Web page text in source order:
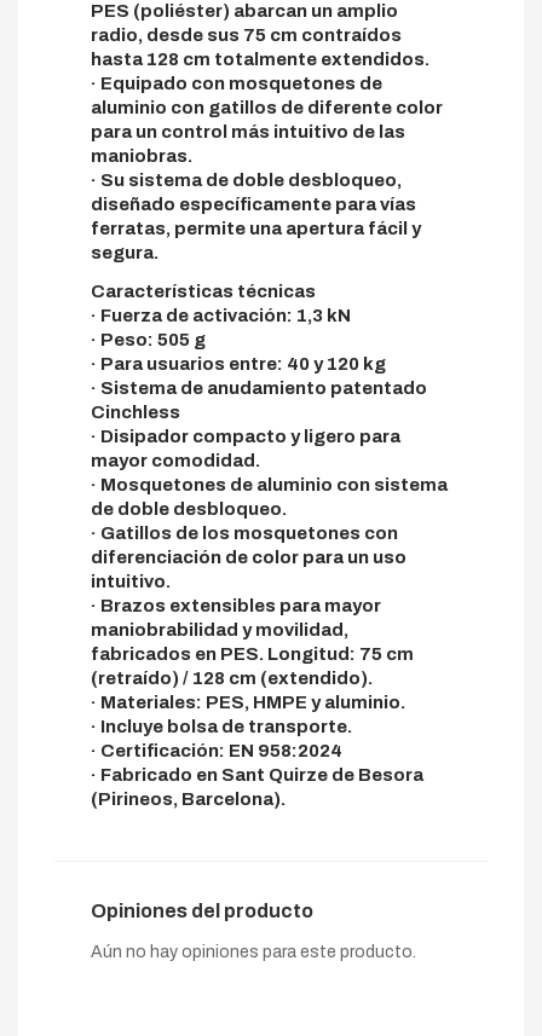
PES (poliéster) abarcan un amplio
radio, desde sus 75 cm contraídos
hasta 128 cm totalmente extendidos.
· Equipado con mosquetones de
aluminio con gatillos de diferente color
para un control más intuitivo de las
maniobras.
· Su sistema de doble desbloqueo,
diseñado específicamente para vías
ferratas, permite una apertura fácil y
segura.
Características técnicas
· Fuerza de activación: 1,3 kN
· Peso: 505 g
· Para usuarios entre: 40 y 120 kg
· Sistema de anudamiento patentado
Cinchless
· Disipador compacto y ligero para
mayor comodidad.
· Mosquetones de aluminio con sistema
de doble desbloqueo.
· Gatillos de los mosquetones con
diferenciación de color para un uso
intuitivo.
· Brazos extensibles para mayor
maniobrabilidad y movilidad,
fabricados en PES. Longitud: 75 cm
(retraído) / 128 cm (extendido).
· Materiales: PES, HMPE y aluminio.
· Incluye bolsa de transporte.
· Certificación: EN 958:2024
· Fabricado en Sant Quirze de Besora
(Pirineos, Barcelona).
Opiniones del producto
Aún no hay opiniones para este producto.